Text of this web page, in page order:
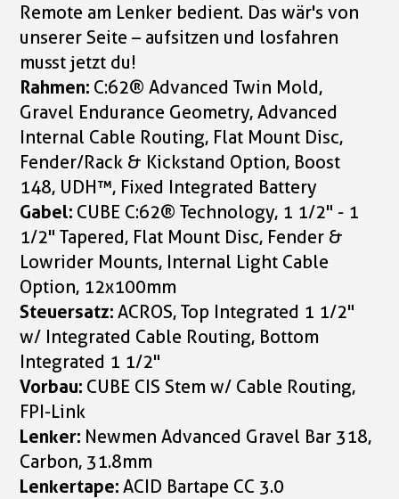
Remote am Lenker bedient. Das wär's von
unserer Seite – aufsitzen und losfahren
musst jetzt du!
Rahmen: C:62® Advanced Twin Mold,
Gravel Endurance Geometry, Advanced
Internal Cable Routing, Flat Mount Disc,
Fender/Rack & Kickstand Option, Boost
148, UDH™, Fixed Integrated Battery
Gabel: CUBE C:62® Technology, 1 1/2" - 1
1/2" Tapered, Flat Mount Disc, Fender &
Lowrider Mounts, Internal Light Cable
Option, 12x100mm
Steuersatz:ACROS, Top Integrated 1 1/2"
w/ Integrated Cable Routing, Bottom
Integrated 1 1/2"
Vorbau: CUBE CIS Stem w/ Cable Routing,
FPI-Link
Lenker: Newmen Advanced Gravel Bar 318,
Carbon, 31.8mm
Lenkertape:ACID Bartape CC 3.0